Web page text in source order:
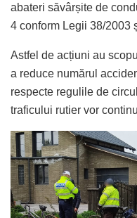
abateri săvârșite de
4 conform Legii 38/2003
Astfel de acțiuni au
a reduce numărul
respecte regulile de
traficului rutier vor